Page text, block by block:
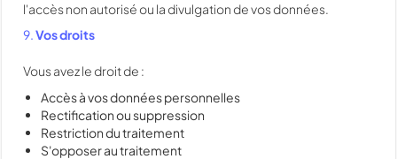
l'accès non autorisé ou la divulgation de vos données.
9.Vos droits
Vous avez le droit de :
Accès à vos données personnelles
Rectification ou suppression
Restriction du traitement
S'opposer au traitement